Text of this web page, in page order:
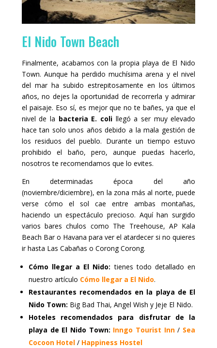
El Nido Town Beach
Finalmente, acabamos con la propia playa de El Nido
Town. Aunque ha perdido muchísima arena y el nivel
del mar ha subido estrepitosamente en los últimos
años, no dejes la oportunidad de recorrerla y admirar
el paisaje. Eso sí, es mejor que no te bañes, ya que el
nivel de la bacteria E. coli llegó a ser muy elevado
hace tan solo unos años debido a la mala gestión de
los residuos del pueblo. Durante un tiempo estuvo
prohibido el baño, pero, aunque puedas hacerlo,
nosotros te recomendamos que lo evites.
En determinadas época del año
(noviembre/diciembre), en la zona más al norte, puede
verse cómo el sol cae entre ambas montañas,
haciendo un espectáculo precioso. Aquí han surgido
varios bares chulos como The Treehouse, AP Kala
Beach Bar o Havana para ver el atardecer si no quieres
ir hasta Las Cabañas o Corong Corong.
Cómo llegar a El Nido:tienes todo detallado en
nuestro artículo Cómo llegar a El Nido.
Restaurantes recomendados en la playa de El
Nido Town: Big Bad Thai, Angel Wish y Jeje El Nido.
Hoteles recomendados para disfrutar de la
playa de El Nido Town: Inngo Tourist Inn/ Sea
Cocoon Hotel/ Happiness Hostel